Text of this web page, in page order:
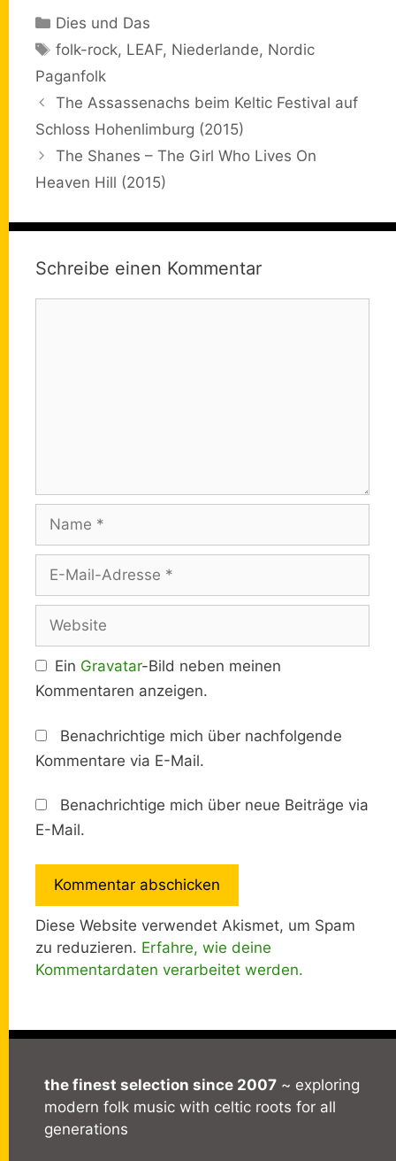
Kategorien
Dies und Das
Schlagwörter
folk-rock, LEAF, Niederlande, Nordic
Paganfolk
The Assassenachs beim Keltic Festival auf
Schloss Hohenlimburg (2015)
The Shanes – The Girl Who Lives On
Heaven Hill (2015)
Schreibe einen Kommentar
Name
Adresse
Website
Ein Gravatar-Bild neben meinen
Kommentaren anzeigen.
Benachrichtige mich über nachfolgende
Kommentare via E-Mail.
Benachrichtige mich über neue Beiträge via
E-Mail.
Diese Website verwendet Akismet, um Spam
zu reduzieren. Erfahre, wie deine
Kommentardaten verarbeitet werden.
the finest selection since 2007 ~ exploring
modern folk music with celtic roots for all
generations